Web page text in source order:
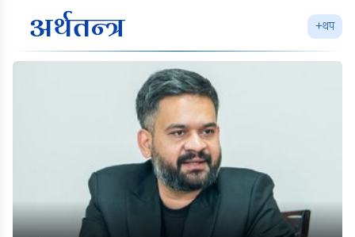
अर्थतन्त्र +थप